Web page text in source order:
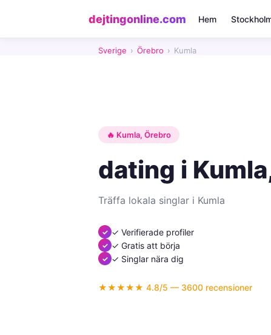
dejtingonline.com Hem
Sverige › Örebro › Kumla
🔥 Kumla, Örebro
dating i
Träffa lokala singlar i Kumla
✓ Verifierade profiler
✓ Gratis att börja
✓ Singlar nära dig
★★★★★ 4.8/5 — 3600 recensioner